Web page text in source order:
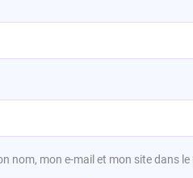
nom, mon e-mail et mon site dans